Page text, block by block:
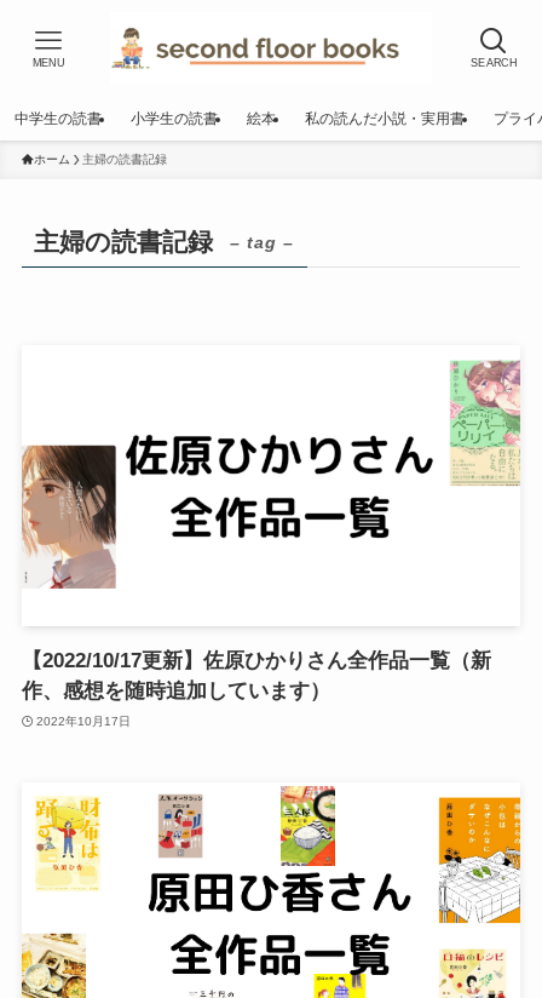
SEARCH
MENU
中学生の読書 小学生の読書 絵本 私の読んだ小説・実用書 プライ
ホーム 主婦の読書記録
主婦の読書記録 – tag –
【2022/10/17更新】佐原ひかりさん全作品一覧（新
作、感想を随時追加しています）
2022年10月17日